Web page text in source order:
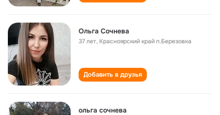
Ольга Сочнева
37 лет, Красноярский край п.Березовка
Добавить в друзья
ольга сочнева